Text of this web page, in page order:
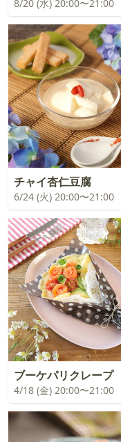
8/20 (水) 20:00〜21:00
チャイ杏仁豆腐
6/24 (火) 20:00〜21:00
ブーケパリクレープ
4/18 (金) 20:00〜21:00